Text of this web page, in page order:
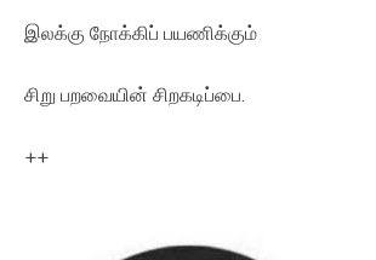
இலக்கு நோக்கிப் பயணிக்கும்
சிறு பறவையின் சிறகடிப்பை.
++